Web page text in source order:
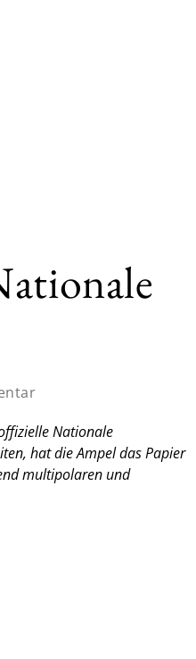
Nationale
hat die Ampel das Papier
multipolaren und